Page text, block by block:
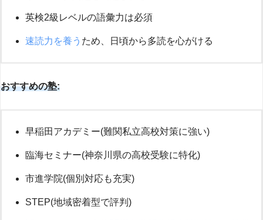
英検2級レベルの語彙力は必須
速読力を養う ため、日頃から多読を心がける
おすすめの塾:
早稲田アカデミー(難関私立高校対策に強い)
臨海セミナー(神奈川県の高校受験に特化)
市進学院(個別対応も充実)
STEP(地域密着型で評判)